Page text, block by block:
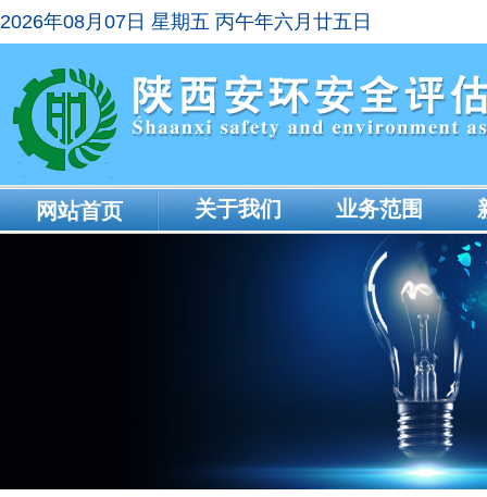
2026年08月07日 星期五 丙午年六月廿五日
网站首页 关于我们 业务范围